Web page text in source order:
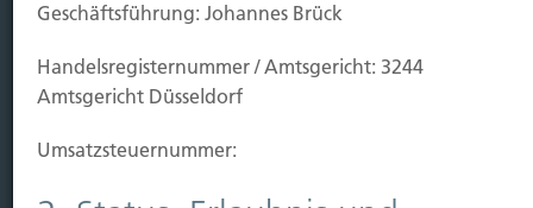
Kauf Grundstück
Baubeginn
Schaden
Geschäftsführung: Johannes Brück
Handels­registernummer / Amtsgericht: 3244
Amtsgericht Düsseldorf
Umsatzsteuer­nummer: